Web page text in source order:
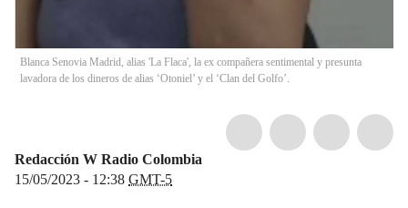
Blanca Senovia Madrid, alias 'La Flaca', la ex compañera sentimental y presunta
lavadora de los dineros de alias ‘Otoniel’ y el ‘Clan del Golfo’.
Redacción W Radio Colombia
15/05/2023 - 12:38 GMT-5